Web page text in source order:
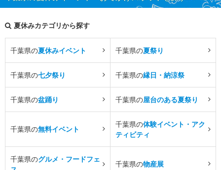
夏休みカテゴリから探す
千葉県の夏休みイベント 千葉県の夏祭り
千葉県の七夕祭り 千葉県の縁日・納涼祭
千葉県の盆踊り 千葉県の屋台のある夏祭り
千葉県の無料イベント
千葉県の体験イベント・アク
ティビティ
千葉県のグルメ・フードフェ
千葉県の物産展